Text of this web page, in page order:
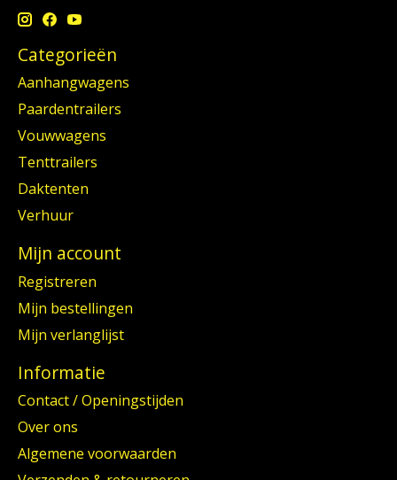
Categorieën
Aanhangwagens
Paardentrailers
Vouwwagens
Tenttrailers
Daktenten
Verhuur
Mijn account
Registreren
Mijn bestellingen
Mijn verlanglijst
Informatie
Contact / Openingstijden
Over ons
Algemene voorwaarden